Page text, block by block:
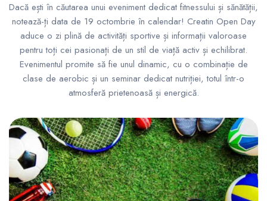
Dacă ești în căutarea unui eveniment dedicat fitnessului și sănătății,
notează-ți data de 19 octombrie în calendar! Creatin Open Day
aduce o zi plină de activități sportive și informații valoroase
pentru toți cei pasionați de un stil de viață activ și echilibrat.
Evenimentul promite să fie unul dinamic, cu o combinație de
clase de aerobic și un seminar dedicat nutriției, totul într-o
atmosferă prietenoasă și energică.